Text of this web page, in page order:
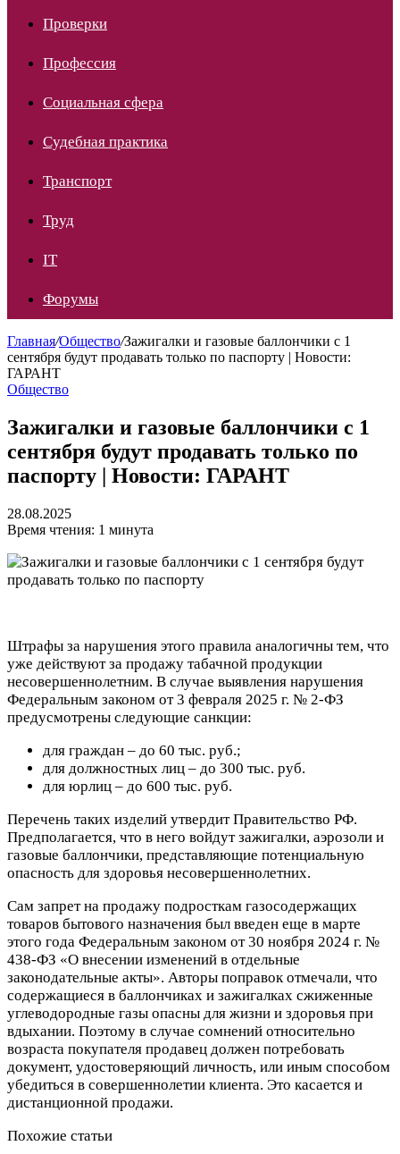
Проверки
Профессия
Социальная сфера
Судебная практика
Транспорт
Труд
IT
Форумы
Главная/Общество/Зажигалки и газовые баллончики с 1
сентября будут продавать только по паспорту | Новости:
ГАРАНТ
Общество
Зажигалки и газовые баллончики с 1
сентября будут продавать только по
паспорту | Новости: ГАРАНТ
28.08.2025
Время чтения: 1 минута
Штрафы за нарушения этого правила аналогичны тем, что
уже действуют за продажу табачной продукции
несовершеннолетним. В случае выявления нарушения
Федеральным законом от 3 февраля 2025 г. № 2-ФЗ
предусмотрены следующие санкции:
для граждан – до 60 тыс. руб.;
для должностных лиц – до 300 тыс. руб.
для юрлиц – до 600 тыс. руб.
Перечень таких изделий утвердит Правительство РФ.
Предполагается, что в него войдут зажигалки, аэрозоли и
газовые баллончики, представляющие потенциальную
опасность для здоровья несовершеннолетних.
Сам запрет на продажу подросткам газосодержащих
товаров бытового назначения был введен еще в марте
этого года Федеральным законом от 30 ноября 2024 г. №
438-ФЗ «О внесении изменений в отдельные
законодательные акты». Авторы поправок отмечали, что
содержащиеся в баллончиках и зажигалках сжиженные
углеводородные газы опасны для жизни и здоровья при
вдыхании. Поэтому в случае сомнений относительно
возраста покупателя продавец должен потребовать
документ, удостоверяющий личность, или иным способом
убедиться в совершеннолетии клиента. Это касается и
дистанционной продажи.
Похожие статьи